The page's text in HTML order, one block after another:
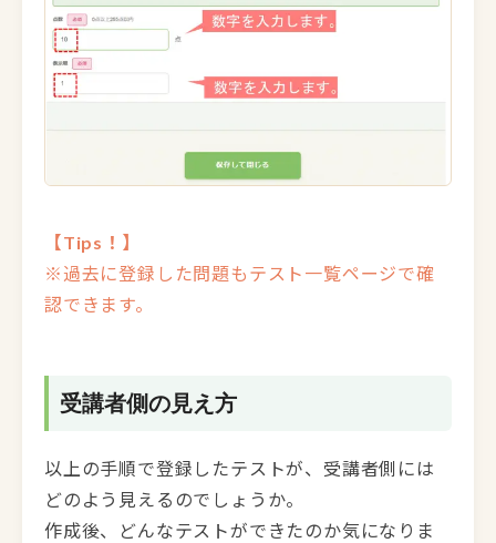
【Tips！】
※過去に登録した問題もテスト一覧ページで確
認できます。
受講者側の見え方
以上の手順で登録したテストが、受講者側には
どのよう見えるのでしょうか。
作成後、どんなテストができたのか気になりま